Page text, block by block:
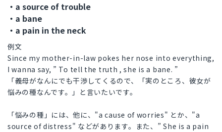
・a source of trouble
・a bane
・a pain in the neck
例文
Since my mother-in-law pokes her nose into everything,
I wanna say, ” To tell the truth , she is a bane. ”
「義母がなんにでも干渉してくるので、「実のところ、彼女が
悩みの種なんです。」と言いたいです。
「悩みの種」には、他に、"a cause of worries" とか、"a
source of distress" などがあります。また、” She is a pain